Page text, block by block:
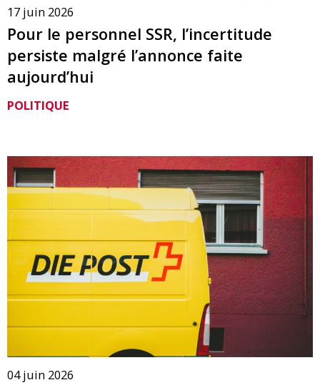
17 juin 2026
Pour le personnel SSR, l’incertitude
persiste malgré l’annonce faite
aujourd’hui
POLITIQUE
04 juin 2026